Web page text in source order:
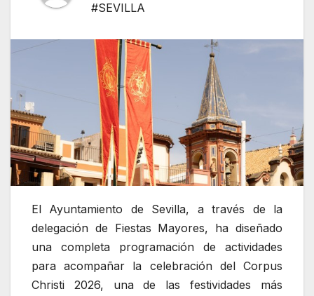
#SEVILLA
El Ayuntamiento de Sevilla, a través de la
delegación de Fiestas Mayores, ha diseñado
una completa programación de actividades
para acompañar la celebración del Corpus
Christi 2026, una de las festividades más